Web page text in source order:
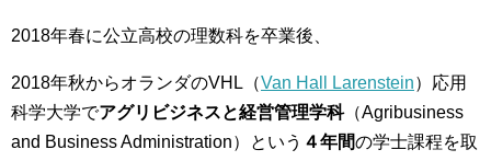
2018年春に公立高校の理数科を卒業後、
2018年秋からオランダのVHL（Van Hall Larenstein）応用
科学大学でアグリビジネスと経営管理学科（Agribusiness
and Business Administration）という ４年間の学士課程を取